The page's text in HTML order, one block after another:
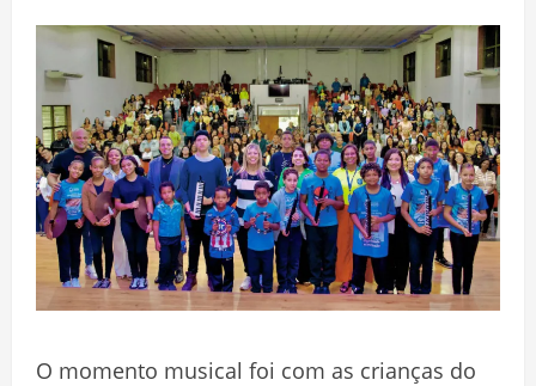
O momento musical foi com as crianças do